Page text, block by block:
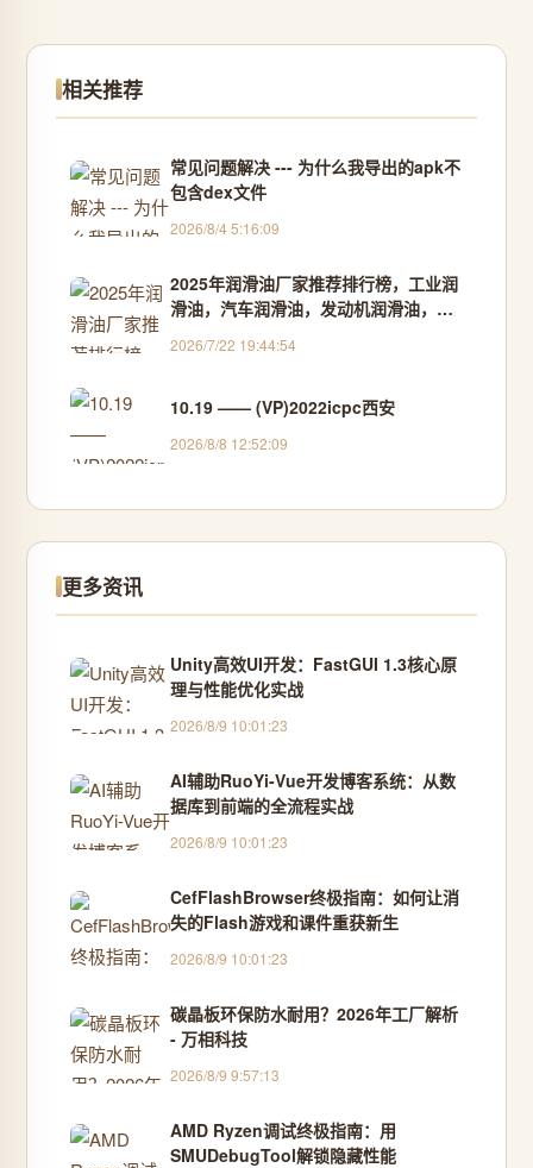
相关推荐
常见问题解决 --- 为什么我导出的apk不
包含dex文件
2026/8/4 5:16:09
2025年润滑油厂家推荐排行榜，工业润
滑油，汽车润滑油，发动机润滑油，甲
发动机润滑油公司推荐！
2026/7/22 19:44:54
10.19 —— (VP)2022icpc西安
2026/8/8 12:52:09
更多资讯
Unity高效UI开发：FastGUI 1.3核心原
理与性能优化实战
2026/8/9 10:01:23
AI辅助RuoYi-Vue开发博客系统：从数
据库到前端的全流程实战
2026/8/9 10:01:23
CefFlashBrowser终极指南：如何让消
失的Flash游戏和课件重获新生
2026/8/9 10:01:23
碳晶板环保防水耐用？2026年工厂解析
- 万相科技
2026/8/9 9:57:13
AMD Ryzen调试终极指南：用
SMUDebugTool解锁隐藏性能